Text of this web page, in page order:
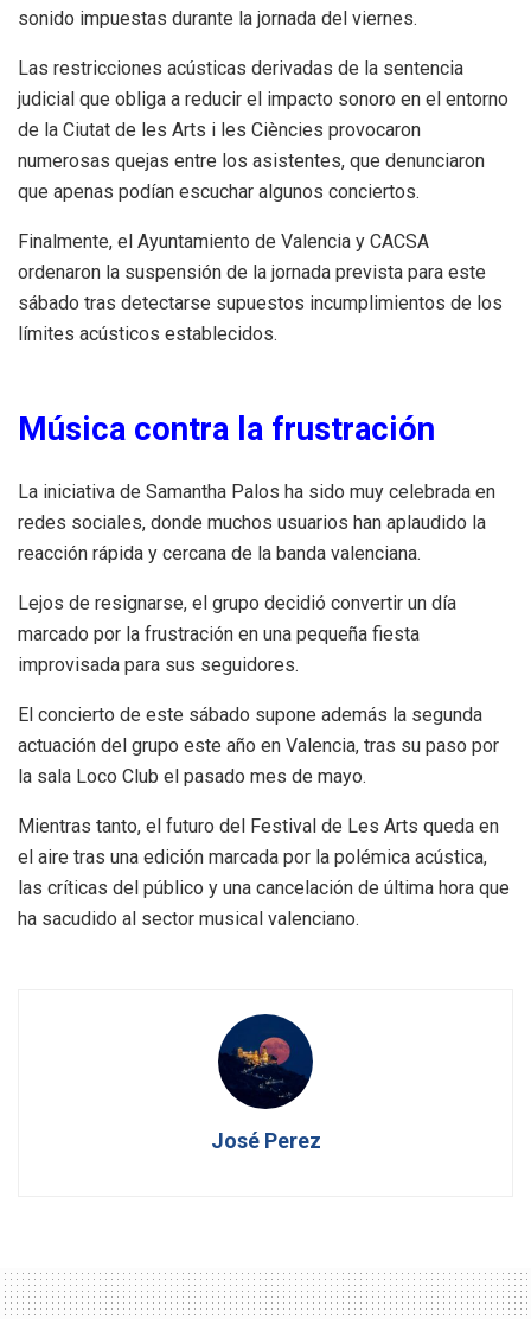
sonido impuestas durante la jornada del viernes.
Las restricciones acústicas derivadas de la sentencia
judicial que obliga a reducir el impacto sonoro en el entorno
de la Ciutat de les Arts i les Ciències provocaron
numerosas quejas entre los asistentes, que denunciaron
que apenas podían escuchar algunos conciertos.
Finalmente, el Ayuntamiento de Valencia y CACSA
ordenaron la suspensión de la jornada prevista para este
sábado tras detectarse supuestos incumplimientos de los
límites acústicos establecidos.
Música contra la frustración
La iniciativa de Samantha Palos ha sido muy celebrada en
redes sociales, donde muchos usuarios han aplaudido la
reacción rápida y cercana de la banda valenciana.
Lejos de resignarse, el grupo decidió convertir un día
marcado por la frustración en una pequeña fiesta
improvisada para sus seguidores.
El concierto de este sábado supone además la segunda
actuación del grupo este año en Valencia, tras su paso por
la sala Loco Club el pasado mes de mayo.
Mientras tanto, el futuro del Festival de Les Arts queda en
el aire tras una edición marcada por la polémica acústica,
las críticas del público y una cancelación de última hora que
ha sacudido al sector musical valenciano.
José Perez